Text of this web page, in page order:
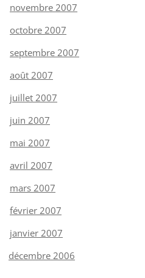
novembre 2007
octobre 2007
septembre 2007
août 2007
juillet 2007
juin 2007
mai 2007
avril 2007
mars 2007
février 2007
janvier 2007
décembre 2006